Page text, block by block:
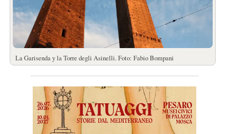
La Garisenda y la Torre degli Asinelli. Foto: Fabio Bompani